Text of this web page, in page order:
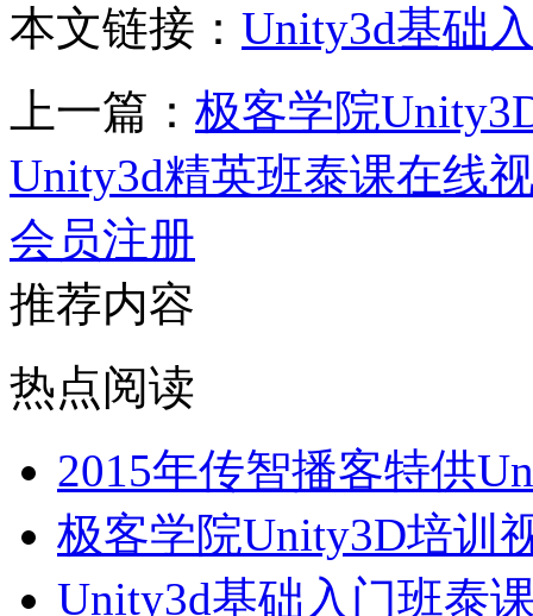
本文链接： Unity3d基础
上一篇： 极客学院
Unity3d精英班泰课在线
会员注册
推荐内容
热点阅读
2015年传智播客特供
极客学院Unity3D培训
Unity3d基础入门班泰